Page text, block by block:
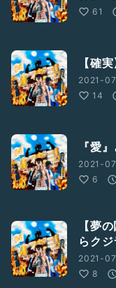
61
【確
2021-
14
『愛
2021-
6
【夢
らク
2021-
8